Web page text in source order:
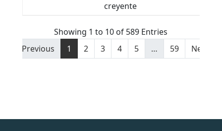
creyente
Showing 1 to 10 of 589 Entries
Previous
1 2 3 4 5 … 59 Next